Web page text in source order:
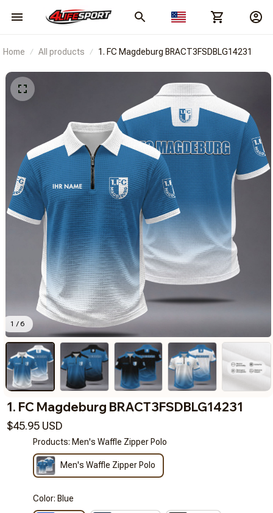
Home All products 1. FC Magdeburg BRACT3FSDBLG14231
1 / 6
1. FC Magdeburg BRACT3FSDBLG14231
$45.95 USD
Products: Men's Waffle Zipper Polo
Men's Waffle Zipper Polo
Color: Blue